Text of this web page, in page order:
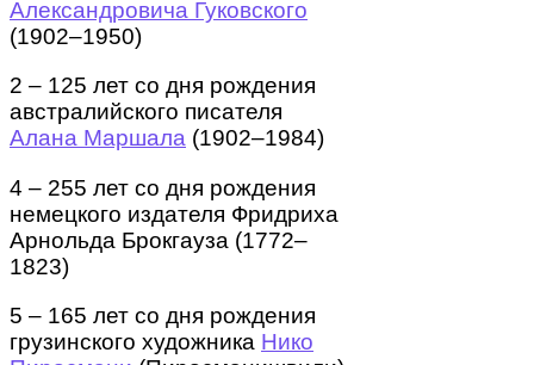
Александровича Гуковского
(1902–1950)
2 – 125 лет со дня рождения
австралийского писателя
Алана Маршала (1902–1984)
4 – 255 лет со дня рождения
немецкого издателя Фридриха
Арнольда Брокгауза (1772–
1823)
5 – 165 лет со дня рождения
грузинского художника Нико